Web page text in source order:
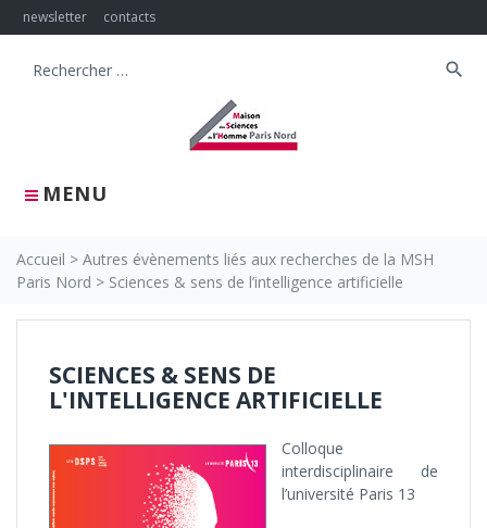
Skip
to
newsletter contacts
MENU
Search
search
Accueil > Autres évènements liés aux recherches de la MSH
Paris Nord > Sciences & sens de l’intelligence artificielle
SCIENCES & SENS DE
L'INTELLIGENCE ARTIFICIELLE
Colloque
interdisciplinaire de
l’université Paris 13